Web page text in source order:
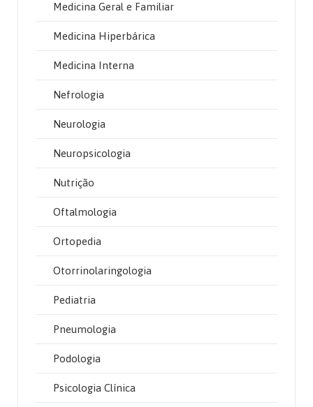
Medicina Geral e Familiar
Medicina Hiperbárica
Medicina Interna
Nefrologia
Neurologia
Neuropsicologia
Nutrição
Oftalmologia
Ortopedia
Otorrinolaringologia
Pediatria
Pneumologia
Podologia
Psicologia Clínica